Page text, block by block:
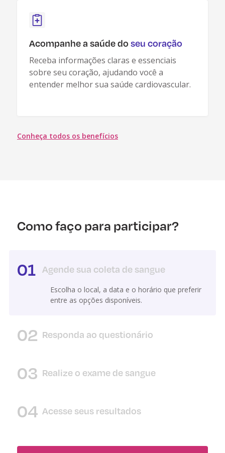
Acompanhe a saúde do seu coração
Receba informações claras e essenciais
sobre seu coração, ajudando você a
entender melhor sua saúde cardiovascular.
Conheça todos os benefícios
Como faço para participar?
01 Agende sua coleta de sangue
Escolha o local, a data e o horário que preferir
entre as opções disponíveis.
02 Responda ao questionário
03 Realize o exame de sangue
04 Acesse seus resultados